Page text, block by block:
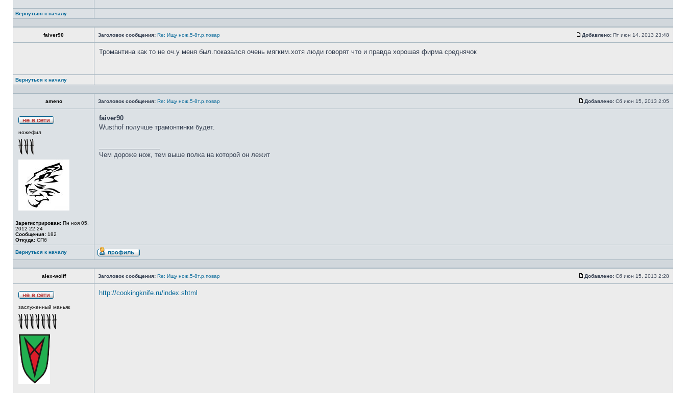
Вернуться к началу
faiver90 Заголовок сообщения: Re: Ищу нож.5-8т.р.повар Добавлено: Пт июн 14, 2013 23:48
Тромантина как то не оч.у меня был.показался очень мягким.хотя люди говорят что и правда хорошая фирма среднячок
Вернуться к началу
ameno Заголовок сообщения: Re: Ищу нож.5-8т.р.повар Добавлено: Сб июн 15, 2013 2:05
ножефил
Зарегистрирован: Пн ноя 05,
2012 22:24
Сообщения: 182
Откуда: СПб
faiver90
Wusthof получше трамонтинки будет.
Чем дороже нож, тем выше полка на которой он лежит
Вернуться к началу
alex-wolff Заголовок сообщения: Re: Ищу нож.5-8т.р.повар Добавлено: Сб июн 15, 2013 2:28
заслуженный маньяк
http://cookingknife.ru/index.shtml